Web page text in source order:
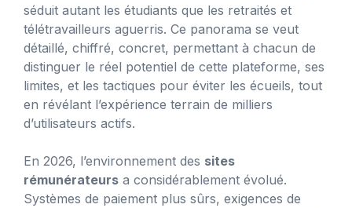
séduit autant les étudiants que les retraités et
télétravailleurs aguerris. Ce panorama se veut
détaillé, chiffré, concret, permettant à chacun de
distinguer le réel potentiel de cette plateforme, ses
limites, et les tactiques pour éviter les écueils, tout
en révélant l’expérience terrain de milliers
d’utilisateurs actifs.
En 2026, l’environnement des sites
rémunérateurs a considérablement évolué.
Systèmes de paiement plus sûrs, exigences de